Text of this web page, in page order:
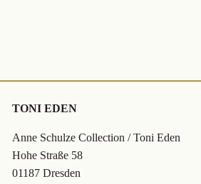
TONI EDEN
Anne Schulze Collection / Toni Eden
Hohe Straße 58
01187 Dresden